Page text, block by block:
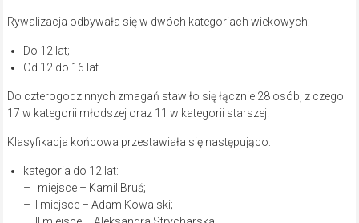
Rywalizacja odbywała się w dwóch kategoriach wiekowych:
Do 12 lat;
Od 12 do 16 lat.
Do czterogodzinnych zmagań stawiło się łącznie 28 osób, z czego
17 w kategorii młodszej oraz 11 w kategorii starszej.
Klasyfikacja końcowa przestawiała się następująco:
kategoria do 12 lat:
– I miejsce – Kamil Bruś;
– II miejsce – Adam Kowalski;